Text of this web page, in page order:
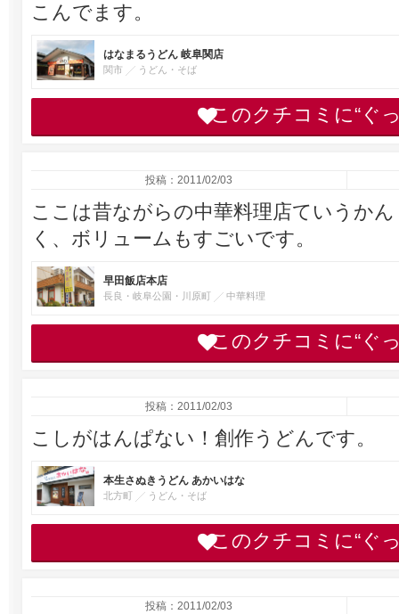
こんでます。
はなまるうどん 岐阜関店
関市 うどん・そば
このクチコミに“ぐ
投稿：2011/02/03
ここは昔ながらの中華料理店ていうか
く、ボリュームもすごいです。
早田飯店本店
長良・岐阜公園・川原町 中華料理
このクチコミに“ぐ
投稿：2011/02/03
こしがはんぱない！創作うどんです。
本生さぬきうどん あかいはな
北方町 うどん・そば
このクチコミに“ぐ
投稿：2011/02/03